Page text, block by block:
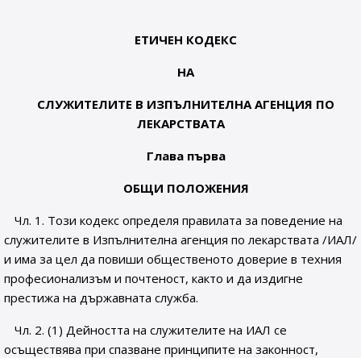
ЕТИЧЕН КОДЕКС
НА
СЛУЖИТЕЛИТЕ В ИЗПЪЛНИТЕЛНА АГЕНЦИЯ ПО
ЛЕКАРСТВАТА
Глава първа
ОБЩИ ПОЛОЖЕНИЯ
Чл. 1. Този кодекс определя правилата за поведение на
служителите в Изпълнителна агенция по лекарствата /ИАЛ/
и има за цел да повиши общественото доверие в техния
професионализъм и почтеност, както и да издигне
престижа на държавната служба.
Чл. 2. (1) Дейността на служителите на ИАЛ се
осъществява при спазване принципите на законност,